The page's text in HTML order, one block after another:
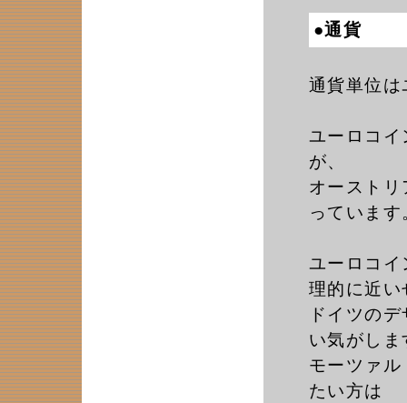
●通貨
通貨単位は
ユーロコイ
が、
オースト
っています
ユーロコイ
理的に近い
ドイツの
い気がしま
モーツァ
たい方は